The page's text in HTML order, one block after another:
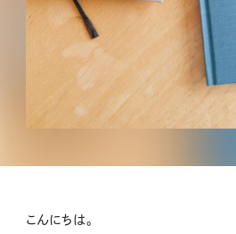
こんにちは。